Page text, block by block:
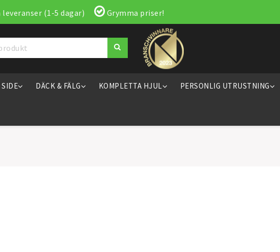
leveranser (1-5 dagar) Grymma priser!
DÄCK & FÄLG KOMPLETTA HJUL PERSONLIG UTRUSTNING